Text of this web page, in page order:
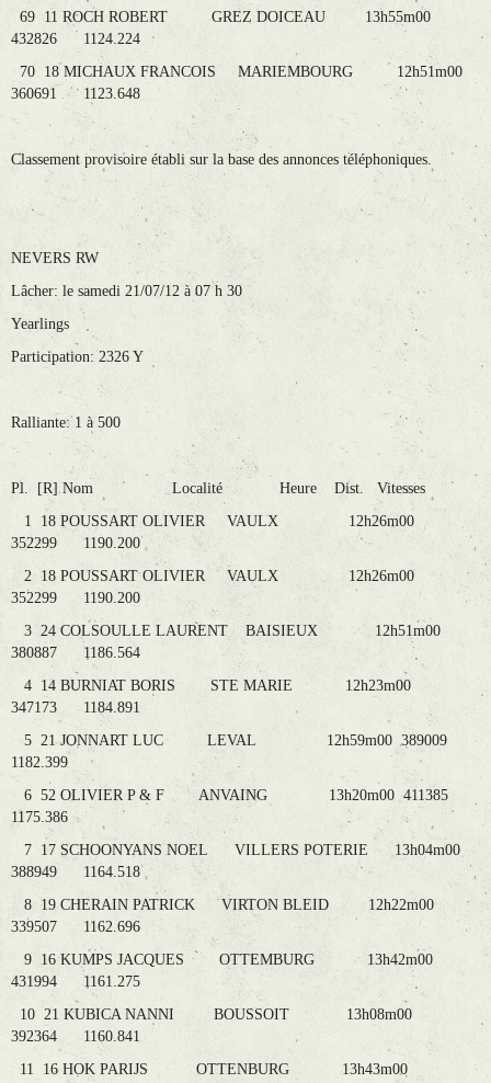
69 11 ROCH ROBERT GREZ DOICEAU 13h55m00
432826 1124.224
70 18 MICHAUX FRANCOIS MARIEMBOURG 12h51m00
360691 1123.648
Classement provisoire établi sur la base des annonces téléphoniques.
NEVERS RW
Lâcher: le samedi 21/07/12 à 07 h 30
Yearlings
Participation: 2326 Y
Ralliante: 1 à 500
Pl. [R] Nom Localité Heure Dist. Vitesses
1 18 POUSSART OLIVIER VAULX 12h26m00
352299 1190.200
2 18 POUSSART OLIVIER VAULX 12h26m00
352299 1190.200
3 24 COLSOULLE LAURENT BAISIEUX 12h51m00
380887 1186.564
4 14 BURNIAT BORIS STE MARIE 12h23m00
347173 1184.891
5 21 JONNART LUC LEVAL 12h59m00 389009
1182.399
6 52 OLIVIER P & F ANVAING 13h20m00 411385
1175.386
7 17 SCHOONYANS NOEL VILLERS POTERIE 13h04m00
388949 1164.518
8 19 CHERAIN PATRICK VIRTON BLEID 12h22m00
339507 1162.696
9 16 KUMPS JACQUES OTTEMBURG 13h42m00
431994 1161.275
10 21 KUBICA NANNI BOUSSOIT 13h08m00
392364 1160.841
11 16 HOK PARIJS OTTENBURG 13h43m00